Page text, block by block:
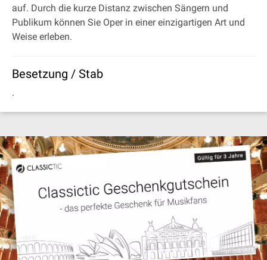
auf. Durch die kurze Distanz zwischen Sängern und
Publikum können Sie Oper in einer einzigartigen Art und
Weise erleben.
Besetzung / Stab
.